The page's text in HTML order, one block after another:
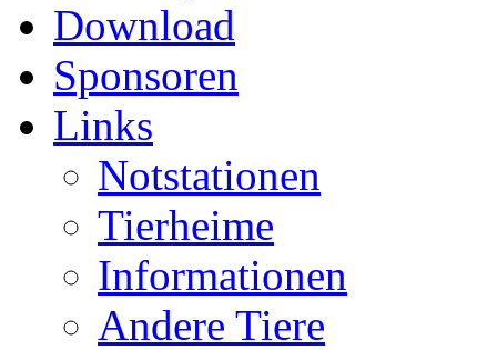
Download
Sponsoren
Links
Notstationen
Tierheime
Informationen
Andere Tiere